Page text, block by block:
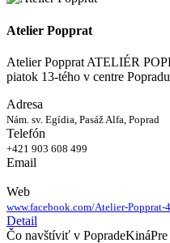
Atelier Popprat
Atelier Popprat ATELIÉR
piatok 13-tého v centre
Adresa
Nám. sv. Egídia, Pasáž Alfa, Poprad
Telefón
+421 903 608 499
Email
Web
www.facebook.com/Atelier-
Detail
Čo navštíviť v PopradeKiná